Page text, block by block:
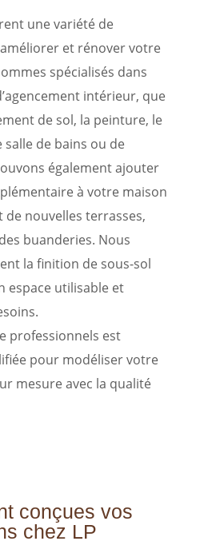
une variété de
et rénover votre
spécialisés dans
intérieur, que
de sol, la peinture, le
de bains ou de
également ajouter
à votre maison
nouvelles terrasses,
buanderies. Nous
la finition de sous-sol
espace utilisable et
professionnels est
pour modéliser votre
mesure avec la qualité
conçues vos
chez LP